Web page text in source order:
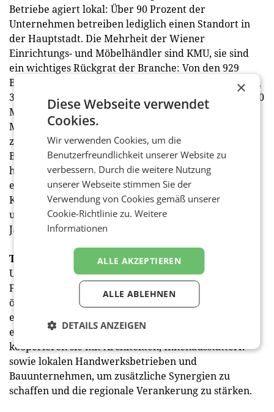
Betriebe agiert lokal: Über 90 Prozent der
Unternehmen betreiben lediglich einen Standort in
der Hauptstadt. Die Mehrheit der Wiener
Einrichtungs- und Möbelhändler sind KMU, sie sind
ein wichtiges Rückgrat der Branche: Von den 929
Betrieben sind 509 Ein-Personen-Unternehmen (EPU),
361 beschäftigen 1 bis 5 Mitarbeiter, 73 zählen 6 bis 10
Mitarbeiter, und 65 Unternehmen haben 11 bis 50
Mitarbeiter. Lediglich 5 Unternehmen beschäftigen
zwischen 51 und 250 Mitarbeiter, während weitere 5
Betriebe mehr als 250 Mitarbeiter haben. Mit einem
hohen Anteil an spezialisierten Fachhändlern und
einer klaren Ausrichtung auf individuelle
Kundenbedürfnisse ist die Branche breit aufgestellt,
um sich den Herausforderungen der kommenden
Jahre zu stellen.
Trends: Erlebnisorientierung und digitale Kanäle
Um die Kundenbindung zu stärken, setzen kleinere
Fachhändler zunehmend auf Nischenmärkte wie
ökologische Möbel, barrierefreie Einrichtung oder
exklusive Designerstücke – und bieten
erlebnisorientierte Showrooms. Gleichzeitig
kooperieren sie mit Architekten, Innenausstattern
sowie lokalen Handwerksbetrieben und
Bauunternehmen, um zusätzliche Synergien zu
schaffen und die regionale Verankerung zu stärken.
×
Diese Webseite verwendet
Cookies.
Wir verwenden Cookies, um die
Benutzerfreundlichkeit unserer Website zu
verbessern. Durch die weitere Nutzung
unserer Webseite stimmen Sie der
Verwendung von Cookies gemäß unserer
Cookie-Richtlinie zu.Weitere
Informationen
ALLE AKZEPTIEREN
ALLE ABLEHNEN
DETAILS ANZEIGEN